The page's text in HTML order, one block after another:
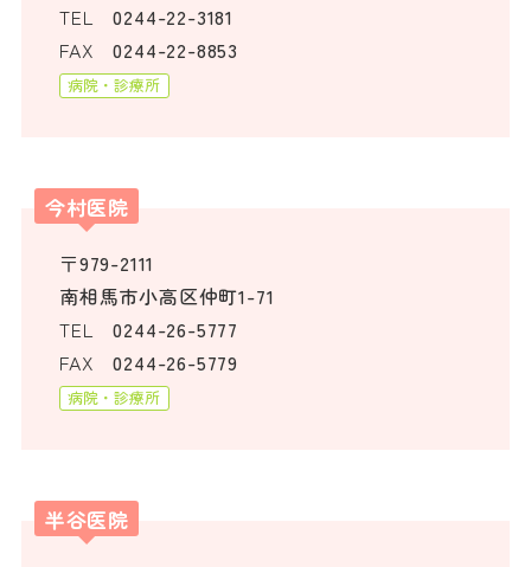
TEL
0244-22-3181
FAX
0244-22-8853
病院・診療所
今村医院
〒979-2111
南相馬市小高区仲町1-71
TEL
0244-26-5777
FAX
0244-26-5779
病院・診療所
半谷医院